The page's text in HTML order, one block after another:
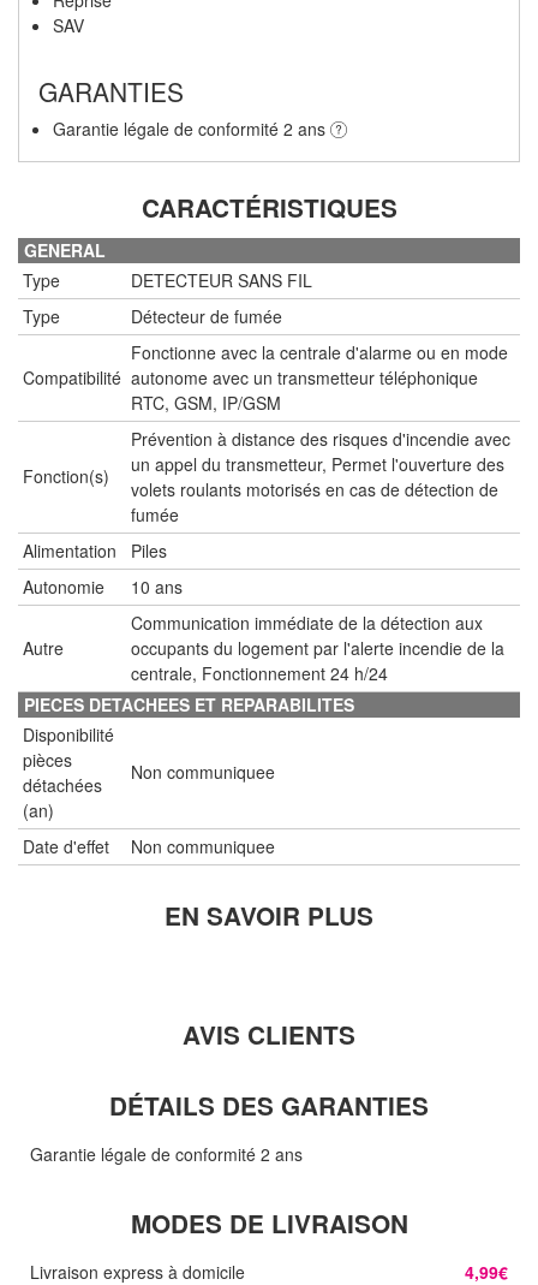
SAV
GARANTIES
Garantie légale de conformité 2 ans
CARACTÉRISTIQUES
GENERAL
Type
DETECTEUR SANS FIL
Type
Détecteur de fumée
Compatibilité
Fonctionne avec la centrale d'alarme ou en mode
autonome avec un transmetteur téléphonique
RTC, GSM, IP/GSM
Fonction(s)
Prévention à distance des risques d'incendie avec
un appel du transmetteur, Permet l'ouverture des
volets roulants motorisés en cas de détection de
fumée
Alimentation
Piles
Autonomie
10 ans
Autre
Communication immédiate de la détection aux
occupants du logement par l'alerte incendie de la
centrale, Fonctionnement 24 h/24
PIECES DETACHEES ET REPARABILITES
Disponibilité
pièces
détachées
(an)
Non communiquee
Date d'effet Non communiquee
EN SAVOIR PLUS
AVIS CLIENTS
DÉTAILS DES GARANTIES
Garantie légale de conformité 2 ans
MODES DE LIVRAISON
Livraison express à domicile 4,99€